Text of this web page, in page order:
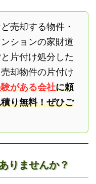
売却する物件・
ションの家財道
片付け処分した
却物件の片付け
がある会社に頼
り無料！ぜひご
りませんか？